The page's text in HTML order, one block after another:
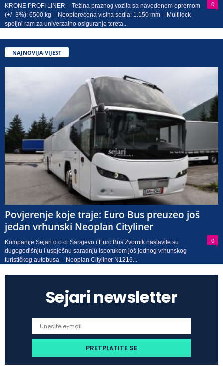
0
KRONE PROFI LINER – Težina praznog vozila sa navedenom opremom
(+/- 3%): 6500 kg – Neopterećena visina sedla: 1.150 mm – Multilock-
spoljni ram za univerzalno osiguranje tereta...
NAJNOVIJA VIJEST
Povjerenje koje traje: Euro Bus preuzeo još
jedan vrhunski Neoplan Cityliner
0
Kompanije Sejari d.o.o. Sarajevo i Euro Bus Zvornik nastavile su
dugogodišnju i uspješnu saradnju isporukom još jednog vrhunskog
turističkog autobusa – Neoplan Cityliner N1216...
Sejari newsletter